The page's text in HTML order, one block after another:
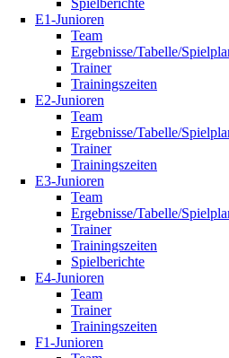
E1-Junioren
Team
Ergebnisse/Tabelle/
Trainer
Trainingszeiten
E2-Junioren
Team
Ergebnisse/Tabelle/
Trainer
Trainingszeiten
E3-Junioren
Team
Ergebnisse/Tabelle/
Trainer
Trainingszeiten
Spielberichte
E4-Junioren
Team
Trainer
Trainingszeiten
F1-Junioren